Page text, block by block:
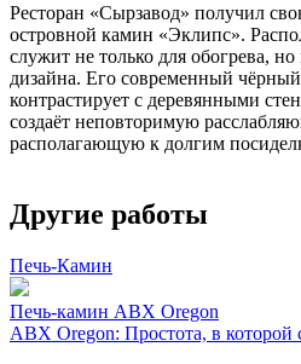
Ресторан «Сырзавод» получил
островной камин «Эклипс».
служит не только для обогрева,
дизайна. Его современный
контрастирует с деревянными
создаёт неповторимую
располагающую к долгим
Другие работы
Печь-Камин
Печь-камин ABX Oregon
ABX Oregon: Простота, в